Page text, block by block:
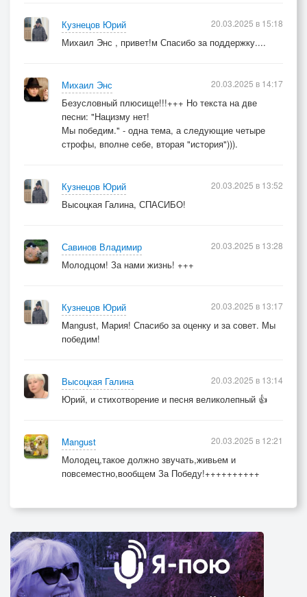
Мы победим
хоть ненавидите вы нас!
Мы будем жить,
мы не одни!
В час испытаний и войны
едины мы и тем сильны.
И никогда вас не простим
Невинных жертв среди детей, ...
за слёзы наших матерей.
за вами смерть!
И потому вам суждено
Вы отворили врата в ад
и нету вам пути назад,
Гореть в огне,
Вскипает кровь,
гудит набат!
вас напитал смертельный яд.
Со знаком зверя на челе
все сгинете вы в лютой мгле.
Зло на земле!
Кузнецов Юрий
Михаил Энс , привет!м Спасибо за поддержку....
20.03.2025 в 15:18
Михаил Энс
Безусловный плюсище!!!+++ Но текста на две
песни: "Нацизму нет!
Мы победим." - одна тема, а следующие четыре
строфы, вполне себе, вторая "история"))).
20.03.2025 в 14:17
Кузнецов Юрий
Высоцкая Галина, СПАСИБО!
20.03.2025 в 13:52
Савинов Владимир
Молодцом! За нами жизнь! +++
20.03.2025 в 13:28
Кузнецов Юрий
Mangust, Мария! Спасибо за оценку и за совет. Мы
победим!
20.03.2025 в 13:17
Высоцкая Галина
Юрий, и стихотворение и песня великолепный 👍
20.03.2025 в 13:14
Mangust
Молодец,такое должно звучать,живьем и
повсеместно,вообщем За Победу!++++++++++
20.03.2025 в 12:21